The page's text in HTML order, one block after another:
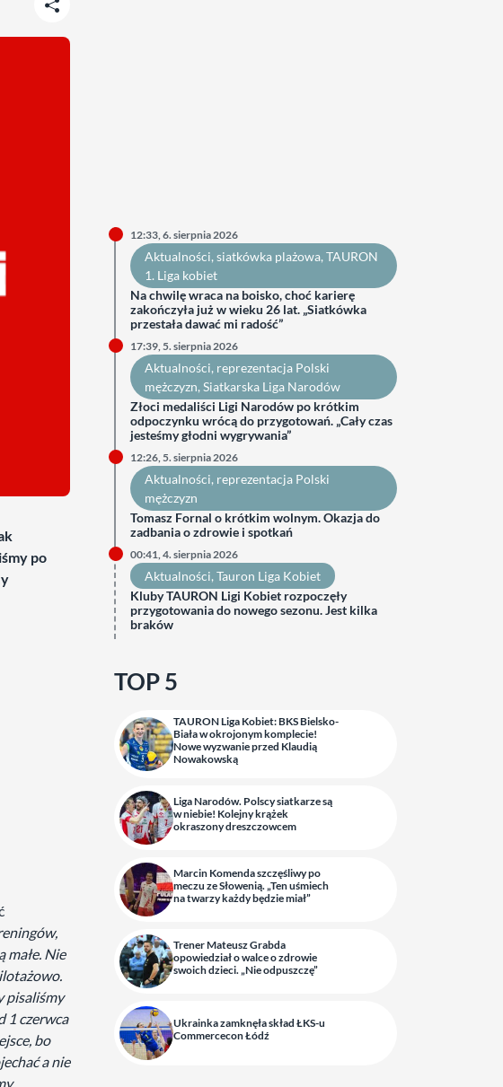
po
małe. Nie
pisaliśmy
1 czerwca
bo
a nie
12:33, 6. sierpnia 2026
Aktualności, siatkówka plażowa, TAURON
1. Liga kobiet
Na chwilę wraca na boisko, choć karierę
zakończyła już w wieku 26 lat. „Siatkówka
przestała dawać mi radość”
17:39, 5. sierpnia 2026
Aktualności, reprezentacja Polski
mężczyzn, Siatkarska Liga Narodów
Złoci medaliści Ligi Narodów po krótkim
odpoczynku wrócą do przygotowań. „Cały czas
jesteśmy głodni wygrywania”
12:26, 5. sierpnia 2026
Aktualności, reprezentacja Polski
mężczyzn
Tomasz Fornal o krótkim wolnym. Okazja do
zadbania o zdrowie i spotkań
00:41, 4. sierpnia 2026
Aktualności, Tauron Liga Kobiet
Kluby TAURON Ligi Kobiet rozpoczęły
przygotowania do nowego sezonu. Jest kilka
braków
TOP 5
TAURON Liga Kobiet: BKS Bielsko-
Biała w okrojonym komplecie!
Nowe wyzwanie przed Klaudią
Nowakowską
Liga Narodów. Polscy siatkarze są
w niebie! Kolejny krążek
okraszony dreszczowcem
Marcin Komenda szczęśliwy po
meczu ze Słowenią. „Ten uśmiech
na twarzy każdy będzie miał”
Trener Mateusz Grabda
opowiedział o walce o zdrowie
swoich dzieci. „Nie odpuszczę”
Ukrainka zamknęła skład ŁKS-u
Commercecon Łódź